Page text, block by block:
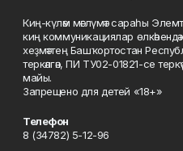
Киң-күләм мәғлүмәт сараһы
киң коммуникациялар өлкәһендә
хеҙмәттең Башҡортостан
теркәлгән, ПИ ТУ02-01821-се
майы.
Запрещено для детей «18+»
Телефон
8 (34782) 5-12-96